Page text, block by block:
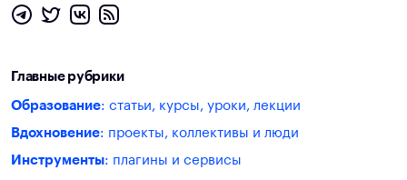
Главные рубрики
Образование: статьи, курсы, уроки, лекции
Вдохновение: проекты, коллективы и люди
Инструменты: плагины и сервисы